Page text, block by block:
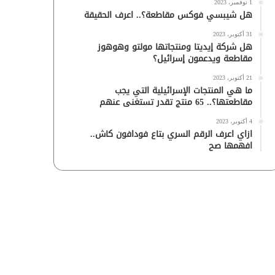
1 نوفمبر، 2023
هل شيبسي فوكس مقاطعة؟.. اعرف الحقيقة
31 أكتوبر، 2023
هل شركة إيديتا ومنتجاتها مولتو وهوهوز
مقاطعة ويدعمون إسرائيل؟
21 أكتوبر، 2023
ما هي المنتجات الإسرائيلية التي يجب
مقاطعتها؟.. 65 منتج تقدر تستغنى عنهم
4 أكتوبر، 2023
ازاي اعرف الرقم السري بتاع فودافون كاش..
افهمها صح